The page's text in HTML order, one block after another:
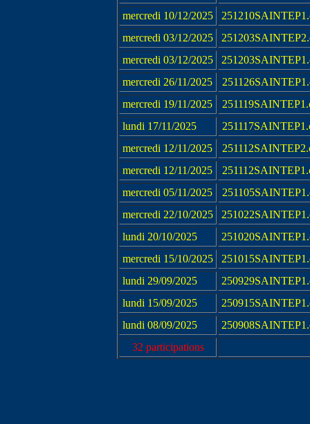
mercredi 10/12/2025
mercredi 03/12/2025
mercredi 03/12/2025
mercredi 26/11/2025
mercredi 19/11/2025
lundi 17/11/2025
mercredi 12/11/2025
mercredi 12/11/2025
mercredi 05/11/2025
mercredi 22/10/2025
lundi 20/10/2025
mercredi 15/10/2025
lundi 29/09/2025
lundi 15/09/2025
lundi 08/09/2025
32 participations